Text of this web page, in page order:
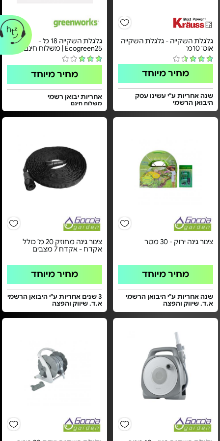
גלגלת השקייה - גלגלת השקייה
אוט' 10מ'
מחיר מיוחד
שנה אחריות ע"י עשינו עסק
היבואן הרשמי
גלגלת השקייה 18 מ' -
Ecogreen25 | משלוח חינם
מחיר מיוחד
אחריות יבואן רשמי
משלוח חינם
צינור גינה ירוק - 30 מטר
מחיר מיוחד
שנה אחריות ע"י היבואן הרשמי
א.ד. שיווק והפצה
צינור גינה מחוזק 20 מ’ כולל
אקדח - אקדח 7 מצבים
מחיר מיוחד
3 שנים אחריות ע"י היבואן הרשמי
א.ד. שיווק והפצה